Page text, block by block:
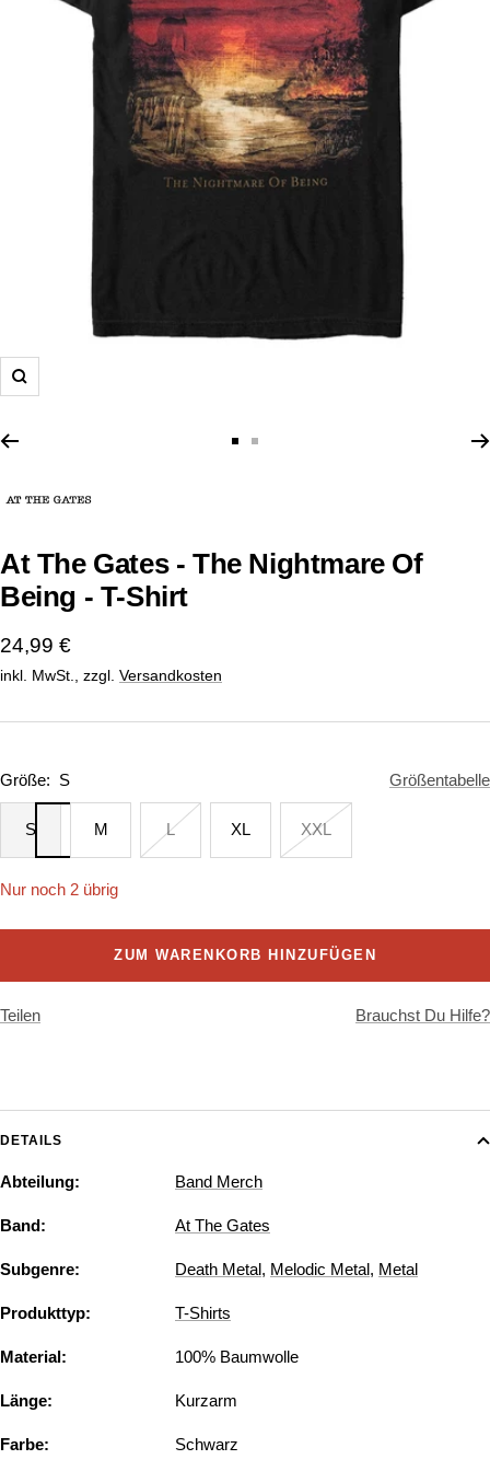
Zoom
At The Gates - The Nightmare Of
Being - T-Shirt
Angebotspreis
24,99 €
inkl. MwSt., zzgl. Versandkosten
Größe: S Größentabelle
S M L XL XXL
Nur noch 2 übrig
ZUM WARENKORB HINZUFÜGEN
Teilen Brauchst Du Hilfe?
DETAILS
Abteilung: Band Merch
Band: At The Gates
Subgenre: Death Metal, Melodic Metal, Metal
Produkttyp: T-Shirts
Material: 100% Baumwolle
Länge: Kurzarm
Farbe: Schwarz